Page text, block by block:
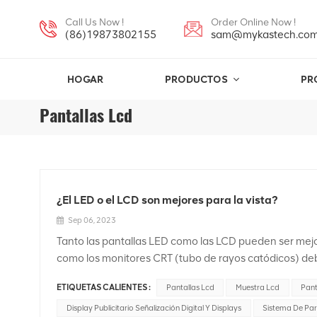
Call Us Now !
(86)19873802155
Order Online Now !
HOGAR PRODUCTOS
Pantallas Lcd
¿El LED o el LCD son mejores para la vista?
Sep 06, 2023
Tanto las pantallas LED como las LCD pueden ser
como los monitores CRT (tubo de rayos catódicos)
LCD y cómo pueden afectar la comodidad
pantalla LCD que utiliza retroiluminación LED en
ETIQUETAS CALIENTES : Pantallas Lcd Muestra Lcd
Display Publicitario Señalización Digital Y Displays Sistema De